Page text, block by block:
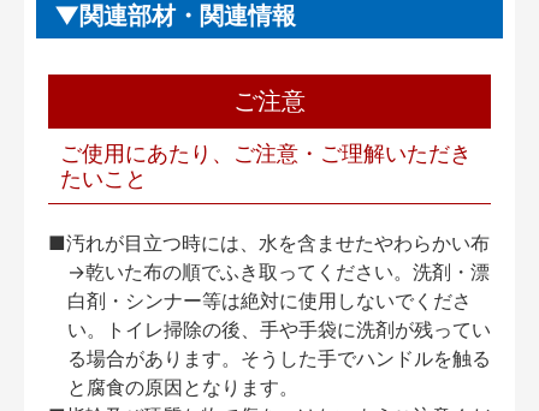
関連部材・関連情報
ご注意
ご使用にあたり、ご注意・ご理解いただき
たいこと
■汚れが目立つ時には、水を含ませたやわらかい布
→乾いた布の順でふき取ってください。洗剤・漂
白剤・シンナー等は絶対に使用しないでくださ
い。トイレ掃除の後、手や手袋に洗剤が残ってい
る場合があります。そうした手でハンドルを触る
と腐食の原因となります。